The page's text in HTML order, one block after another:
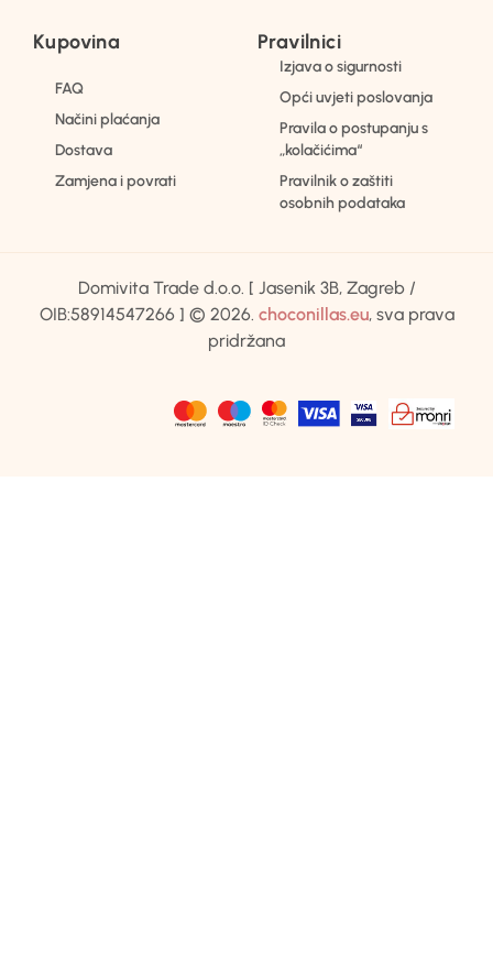
Kupovina
FAQ
Načini plaćanja
Dostava
Zamjena i povrati
Pravilnici
Izjava o sigurnosti
Opći uvjeti poslovanja
Pravila o postupanju s
„kolačićima“
Pravilnik o zaštiti
osobnih podataka
Domivita Trade d.o.o. [ Jasenik 3B, Zagreb /
OIB:58914547266 ] © 2026. choconillas.eu, sva prava
pridržana